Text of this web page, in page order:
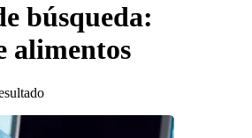
búsqueda:
alimentos